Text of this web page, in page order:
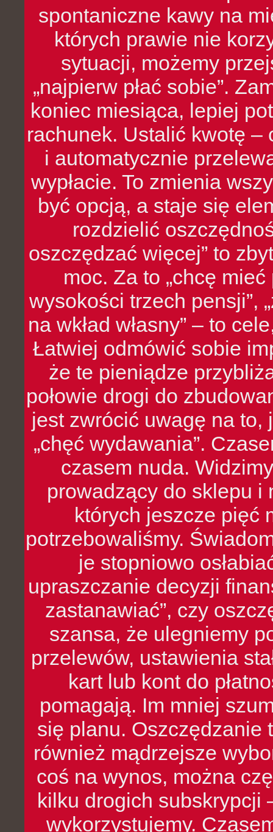
spontaniczne kawy na
których prawie nie
sytuacji, możemy
„najpierw płać sobie”.
koniec miesiąca, lepiej
rachunek. Ustalić kwotę
i automatycznie
wypłacie. To zmienia
być opcją, a staje się
rozdzielić
oszczędzać więcej” to
moc. Za to „chcę
wysokości trzech pensji”,
na wkład własny” – to
Łatwiej odmówić sobie
że te pieniądze
połowie drogi do
jest zwrócić uwagę na to,
„chęć wydawania”.
czasem nuda.
prowadzący do sklepu i
których jeszcze pięć
potrzebowaliśmy.
je stopniowo
upraszczanie decyzji
zastanawiać”, czy
szansa, że ulegniemy
przelewów, ustawienia
kart lub kont do
pomagają. Im mniej
się planu. Oszczędzanie
również mądrzejsze
coś na wynos, można
kilku drogich subskrypcji
wykorzystujemy.